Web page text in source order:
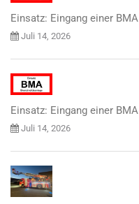
Einsatz: Eingang einer BMA
Juli 14, 2026
Einsatz: Eingang einer BMA
Juli 14, 2026